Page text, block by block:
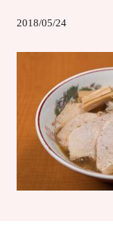
2018/05/24